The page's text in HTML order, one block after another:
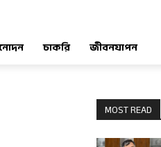
চাকরি জীবনযাপন
MOST READ